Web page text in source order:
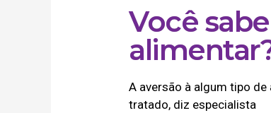
Você
A aversão à algum tipo
tratado, diz especialista